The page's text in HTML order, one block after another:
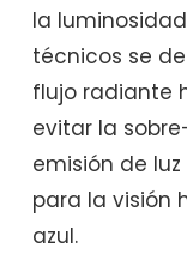
la
técnicos se
flujo radiante
evitar la
emisión de
para la visión
azul.